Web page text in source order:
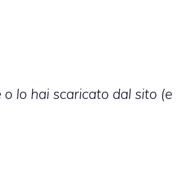
lo hai scaricato dal sito (e